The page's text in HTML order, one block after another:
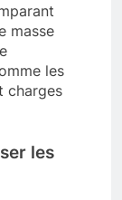
masse
les
charges
les